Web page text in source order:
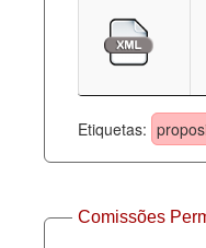
Administração
Agenda
Perguntas frequentes
Contato
Etiquetas:
Comissões